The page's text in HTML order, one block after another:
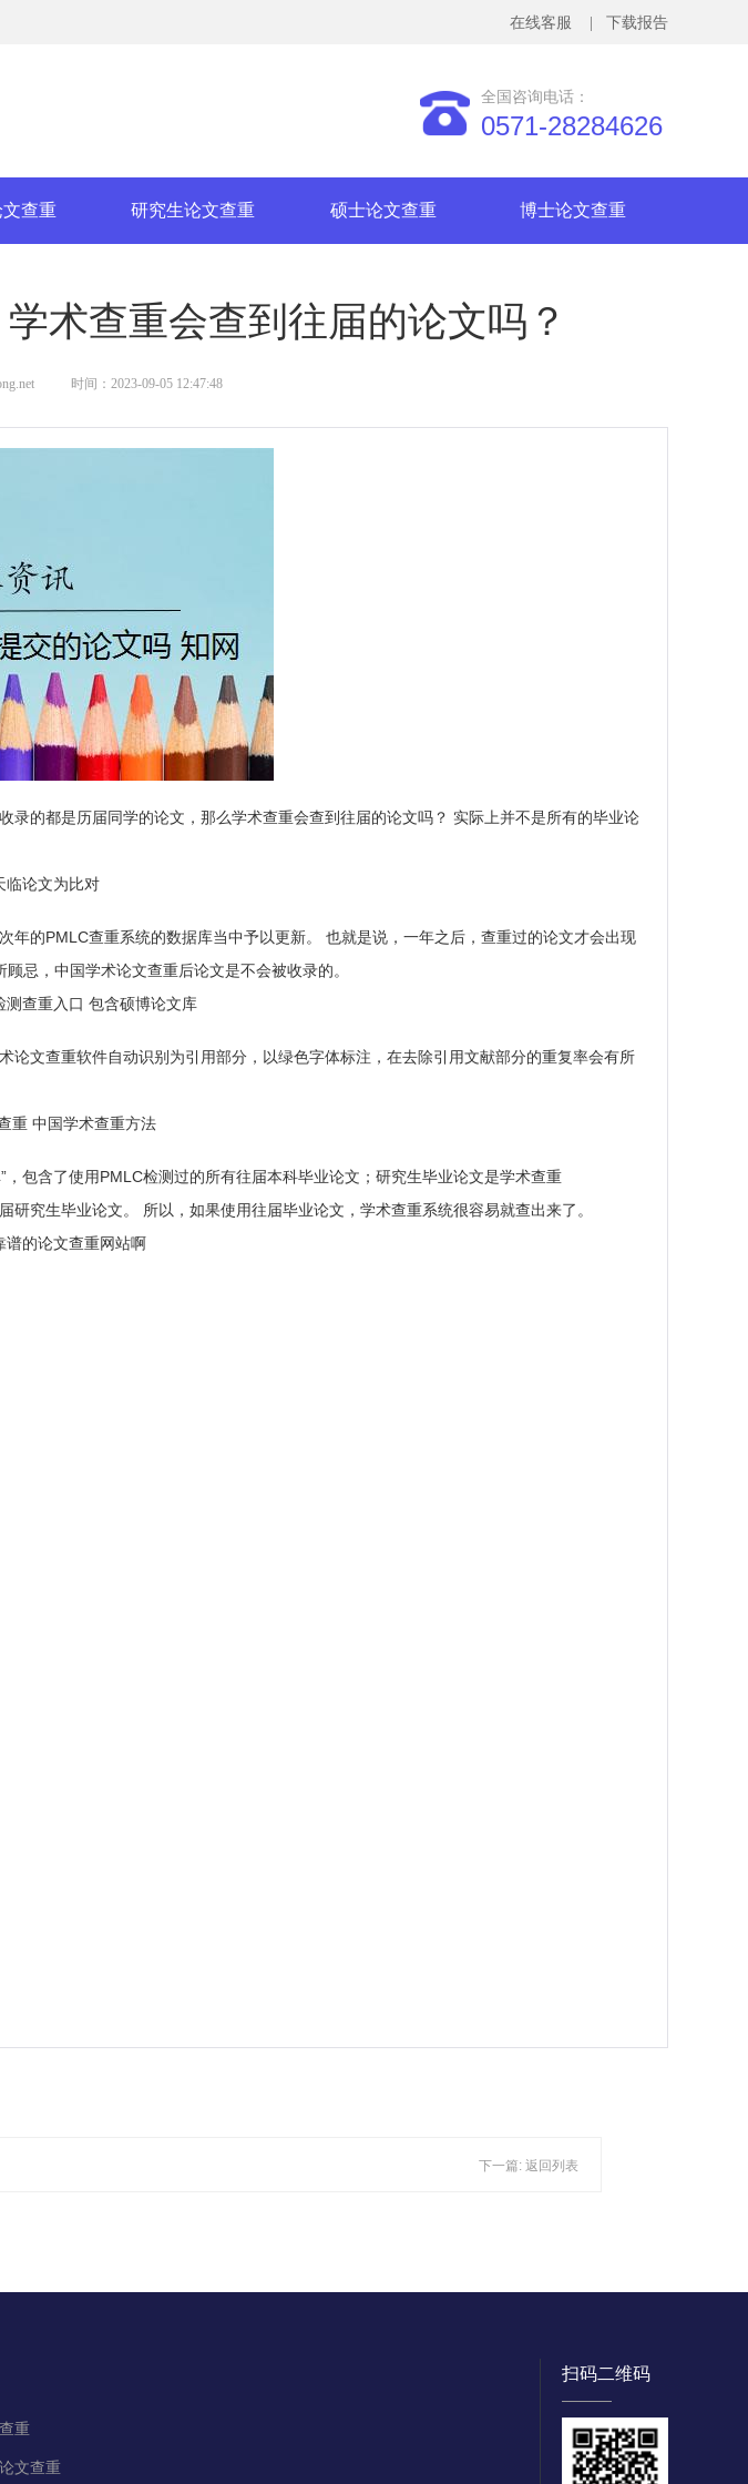
查重 研究生论文查重 硕士论文查重 博士论文查重
全国咨询电话：
0571-28284626
| 下载报告
在线客服
术查重会查到往届的论文吗？
时间：2023-09-05 12:47:48
的都是历届同学的论文，那么学术查重会查到往届的论文吗？ 实际上并不是所有的毕业论
的PMLC查重系统的数据库当中予以更新。 也就是说，一年之后，查重过的论文才会出现
忌，中国学术论文查重后论文是不会被收录的。
文查重软件自动识别为引用部分，以绿色字体标注，在去除引用文献部分的重复率会有所
包含了使用PMLC检测过的所有往届本科毕业论文；研究生毕业论文是学术查重
究生毕业论文。 所以，如果使用往届毕业论文，学术查重系统很容易就查出来了。
下一篇: 返回列表
扫码二维码
重
文查重